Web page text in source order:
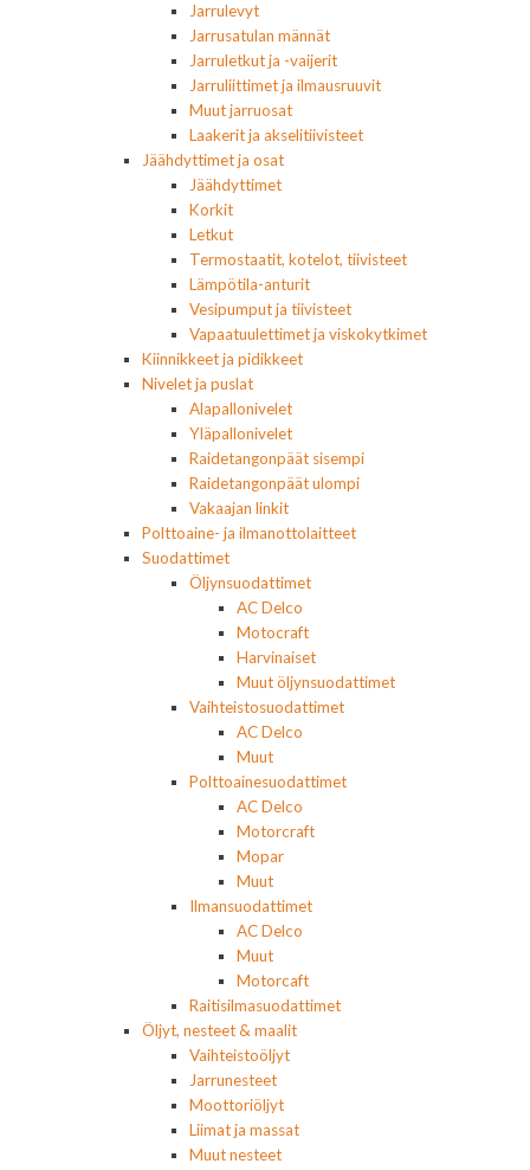
Jarrulevyt
Jarrusatulan männät
Jarruletkut ja -vaijerit
Jarruliittimet ja ilmausruuvit
Muut jarruosat
Laakerit ja akselitiivisteet
Jäähdyttimet ja osat
Jäähdyttimet
Korkit
Letkut
Termostaatit, kotelot, tiivisteet
Lämpötila-anturit
Vesipumput ja tiivisteet
Vapaatuulettimet ja viskokytkimet
Kiinnikkeet ja pidikkeet
Nivelet ja puslat
Alapallonivelet
Yläpallonivelet
Raidetangonpäät sisempi
Raidetangonpäät ulompi
Vakaajan linkit
Polttoaine- ja ilmanottolaitteet
Suodattimet
Öljynsuodattimet
AC Delco
Motocraft
Harvinaiset
Muut öljynsuodattimet
Vaihteistosuodattimet
AC Delco
Muut
Polttoainesuodattimet
AC Delco
Motorcraft
Mopar
Muut
Ilmansuodattimet
AC Delco
Muut
Motorcaft
Raitisilmasuodattimet
Öljyt, nesteet & maalit
Vaihteistoöljyt
Jarrunesteet
Moottoriöljyt
Liimat ja massat
Muut nesteet